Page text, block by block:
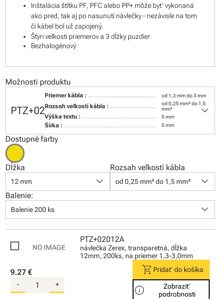
Inštalácia štítku PF, PFC alebo PP+ môže byť vykonaná
ako pred, tak aj po nasunutí návlečky - nezávisle na tom
či kábel bol už zapojený.
Štyri veľkosti priemerov a 3 dĺžky puzdier
Bezhalogénový
Možnosti produktu
PTZ+02
Priemer kábla : od 1,3 mm do 3 mm
Rozsah veľkostí kábla :
od 0,25 mm² do 1,5
mm²
Výška textu : 5 mm
Šírka : 5 mm
keyboard_arrow_down
Dostupné farby
Dĺžka
12 mm keyboard_arrow_down
Rozsah veľkostí kábla
od 0,25 mm² do 1,5 mm² keyboard_arrow_down
Balenie:
Balenie 200 ks keyboard_arrow_down
PTZ+02012A
návlečka Zerex, transparetná, dĺžka
12mm, 200ks, na priemer 1,3-3,0mm
9.27 €
- +
shopping_cart Pridať do košíka
info
Zobraziť
podrobnosti